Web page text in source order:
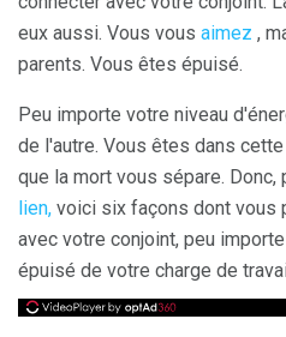
eux aussi. Vous vous aimez ,
parents. Vous êtes épuisé.
Peu importe votre niveau
de l'autre. Vous êtes dans
que la mort vous sépare. Donc,
lien, voici six façons dont vous
avec votre conjoint, peu
épuisé de votre charge de